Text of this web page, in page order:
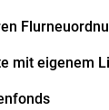
mit eigenem